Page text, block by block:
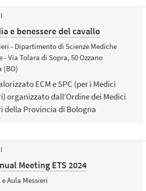
e benessere del cavallo
- Dipartimento di Scienze Mediche
- Via Tolara di Sopra, 50 Ozzano
(BO)
ECM e SPC (per i Medici
organizzato dall’Ordine dei Medici
della Provincia di Bologna
Meeting ETS 2024
Aula Messieri